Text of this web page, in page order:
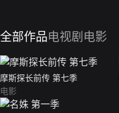
全部作品电视剧 电影
摩斯探长前传 第七季
电影